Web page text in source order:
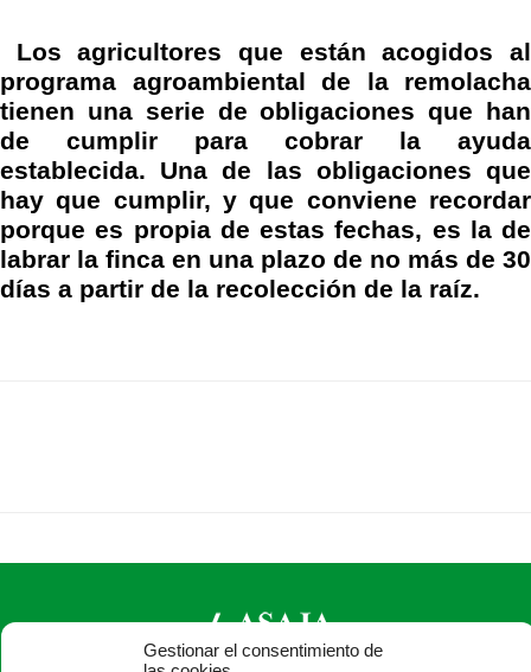
Gestionar el consentimiento de
Los agricultores que están acogidos al
programa agroambiental de la remolacha
tienen una serie de obligaciones que han
de cumplir para cobrar la ayuda
establecida. Una de las obligaciones que
hay que cumplir, y que conviene recordar
porque es propia de estas fechas, es la de
labrar la finca en una plazo de no más de 30
días a partir de la recolección de la raíz.